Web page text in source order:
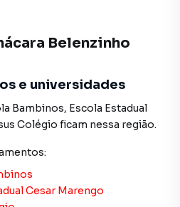
cidade, o empreendimento
essa oportunidade para
região valorizada do bairro
Paulo. Não encontrou o que
Belenzinho
e universidades
Bambinos, Escola Estadual
Colégio ficam nessa região.
:
Cesar Marengo